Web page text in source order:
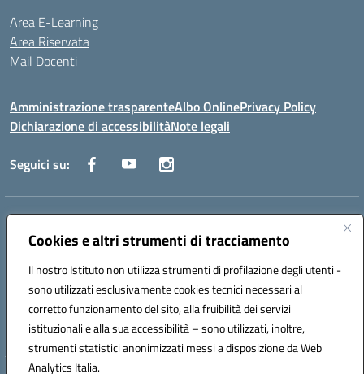
Cookies e altri strumenti di tracciamento
Il nostro Istituto non utilizza strumenti di profilazione degli utenti -
sono utilizzati esclusivamente cookies tecnici necessari al
corretto funzionamento del sito, alla fruibilità dei servizi
istituzionali e alla sua accessibilità – sono utilizzati, inoltre,
strumenti statistici anonimizzati messi a disposizione da Web
Analytics Italia.
Area E-Learning
Area Riservata
Mail Docenti
Amministrazione trasparenteAlbo OnlinePrivacy Policy
Dichiarazione di accessibilitàNote legali
Seguici su:
Indirizzo:
Centralino:0885 417864 Email:fgpc180008@istruzione.it
Codice fiscale: 90043150714
Codice meccanografico:
FGPC180008
Codice Indice delle Pubbliche Amministrazioni (IPA): lzcc